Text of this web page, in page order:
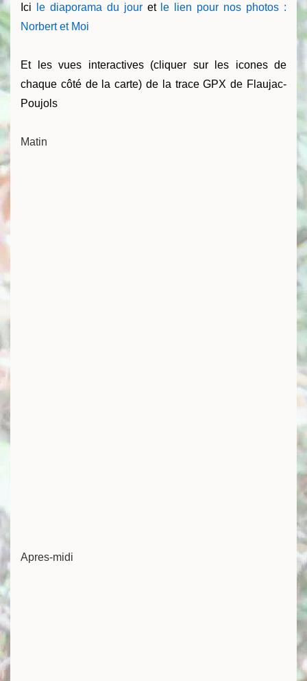
Ici le diaporama du jouret le lien pour nos photos :
Norbert et Moi
Et les vues interactives (cliquer sur les icones de
chaque côté de la carte) de la trace GPX de Flaujac-
Poujols
Matin
Apres-midi